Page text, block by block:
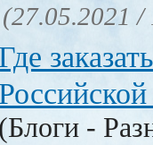
(27.05.2021 /
Где
(Блоги -